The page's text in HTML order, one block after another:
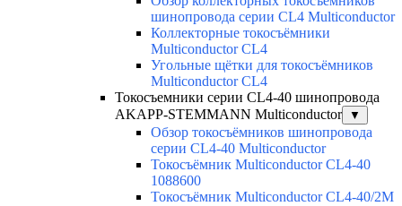
шинопровода серии CL4 Multiconductor
Коллекторные токосъёмники
Multiconductor CL4
Угольные щётки для токосъёмников
Multiconductor CL4
Токосъемники серии CL4-40 шинопровода
AKAPP-STEMMANN Multiconductor
▼
Обзор токосъёмников шинопровода
серии CL4-40 Multiconductor
Токосъёмник Multiconductor CL4-40
1088600
Токосъёмник Multiconductor CL4-40/2M